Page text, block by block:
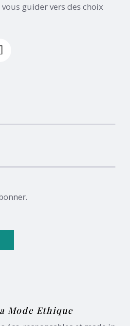
guider vers des choix
Mode Ethique